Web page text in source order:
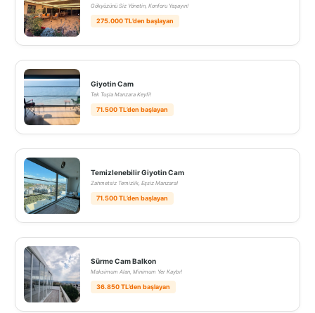
Gökyüzünü Siz Yönetin, Konforu Yaşayın!
275.000 TL’den başlayan
Giyotin Cam
Tek Tuşla Manzara Keyfi!
71.500 TL’den başlayan
Temizlenebilir Giyotin Cam
Zahmetsiz Temizlik, Eşsiz Manzara!
71.500 TL’den başlayan
Sürme Cam Balkon
Maksimum Alan, Minimum Yer Kaybı!
36.850 TL’den başlayan